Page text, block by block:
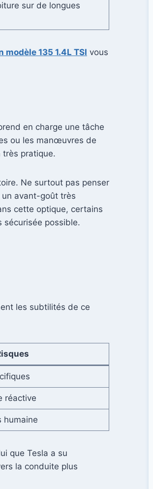
sur de longues
modèle 135 1.4L TSI vous
en charge une tâche
ou les manœuvres de
très pratique.
Ne surtout pas penser
avant-goût très
cette optique, certains
sécurisée possible.
les subtilités de ce
réactive
humaine
que Tesla a su
la conduite plus